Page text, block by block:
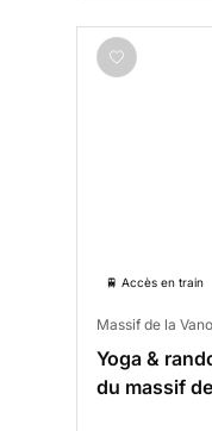
🚆 Accès en train
Massif de la
Yoga &
du massif